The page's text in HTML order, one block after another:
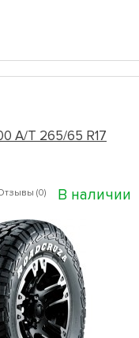
A/T 265/65 R17
(0) В наличии